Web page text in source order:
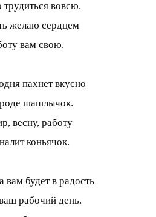
трудиться вовсю.
желаю сердцем
вам свою.
пахнет вкусно
шашлычок.
весну, работу
коньячок.
вам будет в радость
рабочий день.